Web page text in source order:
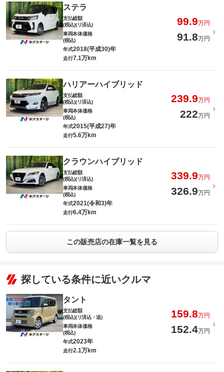
ステラ
支払総額
(税込)(リ済込)
99.9万円
車両本体価格
(税込)
91.8万円
年式2018(平成30)年
走行7.1万km
ハリアーハイブリッド
支払総額
(税込)(リ済込)
239.9万円
車両本体価格
(税込)
222万円
年式2015(平成27)年
走行5.6万km
クラウンハイブリッド
支払総額
(税込)(リ済込)
339.9万円
車両本体価格
(税込)
326.9万円
年式2021(令和3)年
走行6.4万km
この販売店の在庫一覧を見る
探している条件に近いクルマ
タント
支払総額
(税込)(リ済込・追)
159.8万円
車両本体価格
(税込)
152.4万円
年式2023年
走行2.1万km